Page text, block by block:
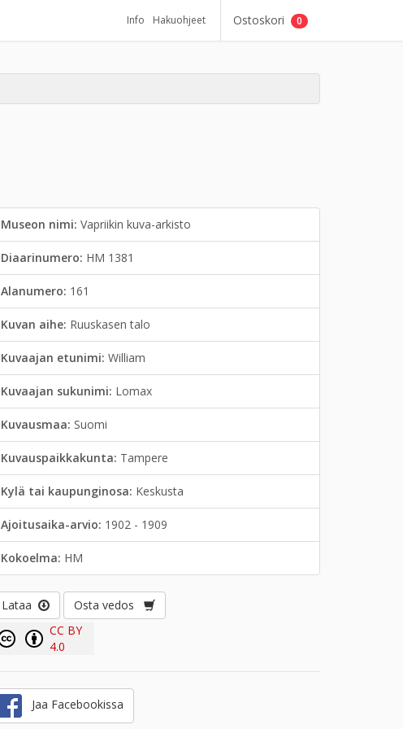
Info Hakuohjeet Ostoskori 0
Museon nimi:Vapriikin kuva-arkisto
Diaarinumero: HM 1381
Alanumero: 161
Kuvan aihe: Ruuskasen talo
Kuvaajan etunimi:William
Kuvaajan sukunimi: Lomax
Kuvausmaa: Suomi
Kuvauspaikkakunta: Tampere
Kylä tai kaupunginosa: Keskusta
Ajoitusaika-arvio: 1902 - 1909
Kokoelma: HM
Lataa
Osta vedos
CC BY
4.0
Jaa Facebookissa